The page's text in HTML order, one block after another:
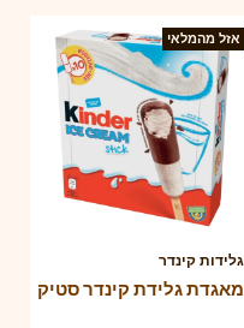
אזל מהמלאי
גלידות קינדר
מאגדת גלידת קינדר סטיק